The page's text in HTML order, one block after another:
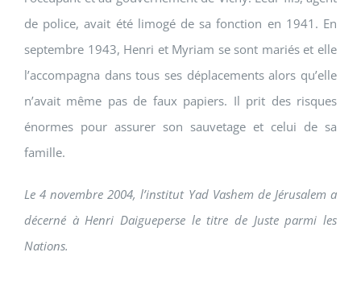
de police, avait été limogé de sa fonction en 1941. En
septembre 1943, Henri et Myriam se sont mariés et elle
l’accompagna dans tous ses déplacements alors qu’elle
n’avait même pas de faux papiers. Il prit des risques
énormes pour assurer son sauvetage et celui de sa
famille.
Le 4 novembre 2004, l’institut Yad Vashem de Jérusalem a
décerné à Henri Daigueperse le titre de Juste parmi les
Nations.